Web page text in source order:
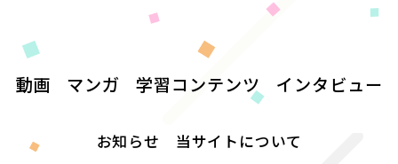
動画 マンガ 学習コンテンツ インタビュー
お知らせ 当サイトについて